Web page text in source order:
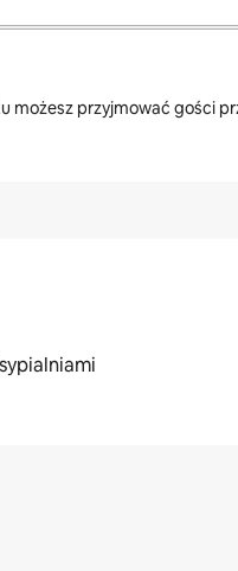
możesz przyjmować gości